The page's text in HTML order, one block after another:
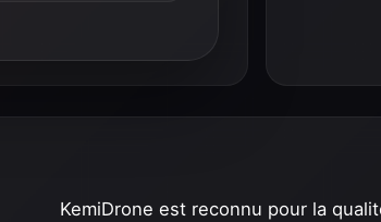
KemiDrone est reconnu pour la